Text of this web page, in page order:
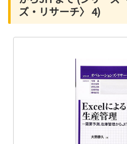
ズ・リサーチ〉 4)